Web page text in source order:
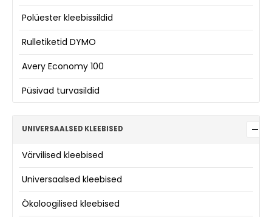
Polüester kleebissildid
Rulletiketid DYMO
Avery Economy 100
Püsivad turvasildid
UNIVERSAALSED KLEEBISED
Värvilised kleebised
Universaalsed kleebised
Ökoloogilised kleebised